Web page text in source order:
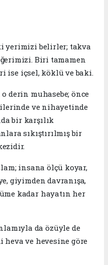
yerimizi belirler; takva
Biri tamamen
ise içsel, köklü ve baki.
derin muhasebe; önce
ve nihayetinde
bir karşılık
sıkıştırılmış bir
insana ölçü koyar,
giyimden davranışa,
kadar hayatın her
da özüyle de
ve hevesine göre